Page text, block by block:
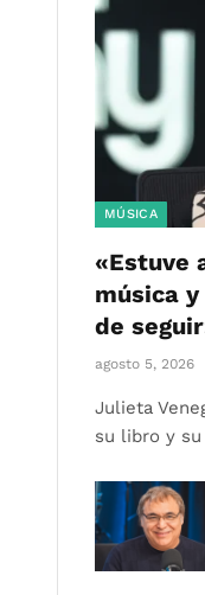
MÚSICA
«Estuve
música
de
agosto 5, 2026
Julieta
su libro y